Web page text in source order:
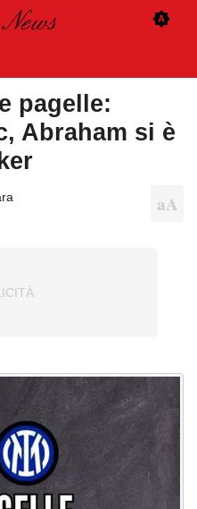
pagelle:
Abraham si è